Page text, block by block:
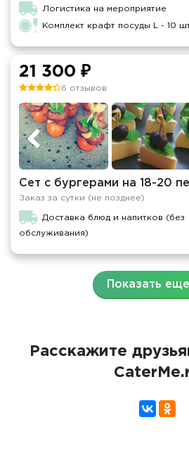
Логистика на мероприятие
Комплект крафт посуды L - 10
21 300 ₽
6 отзывов
Сет с бургерами на 18-20
Заказ за сутки (не позднее)
Доставка блюд и напитков (без
обслуживания)
Показать
Расскажите